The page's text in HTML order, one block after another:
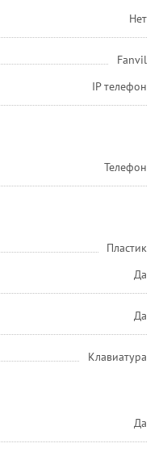
Нет
Fanvil
IP телефон
Телефон
Пластик
Да
Да
Клавиатура
Да